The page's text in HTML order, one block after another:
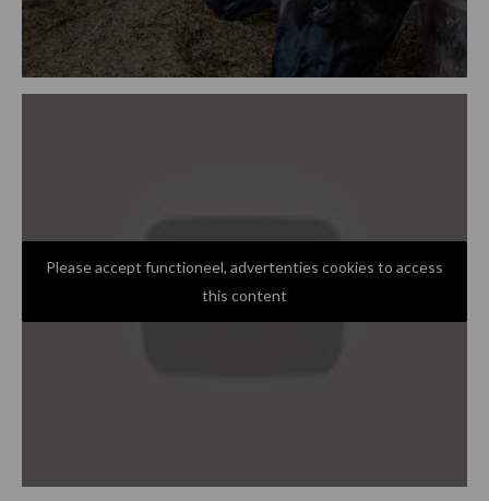
Please accept functioneel, advertenties cookies to access
this content